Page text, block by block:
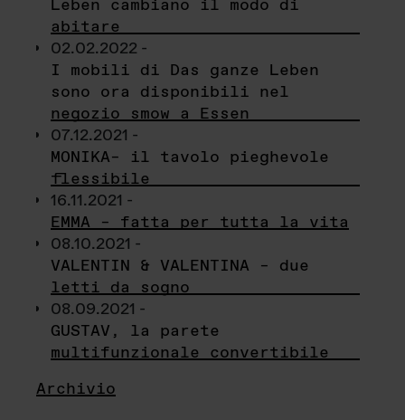
Leben cambiano il modo di
abitare
02.02.2022 -
I mobili di Das ganze Leben
sono ora disponibili nel
negozio smow a Essen
07.12.2021 -
MONIKA– il tavolo pieghevole
flessibile
16.11.2021 -
EMMA – fatta per tutta la vita
08.10.2021 -
VALENTIN & VALENTINA – due
letti da sogno
08.09.2021 -
GUSTAV, la parete
multifunzionale convertibile
Archivio